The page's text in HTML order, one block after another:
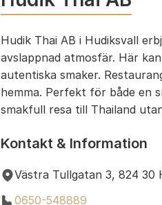
Hudik Thai AB i Hudiksvall
avslappnad atmosfär. Här
autentiska smaker.
hemma. Perfekt för både en
smakfull resa till Thailand
Kontakt & Information
Västra Tullgatan 3, 824 30
0650-548889